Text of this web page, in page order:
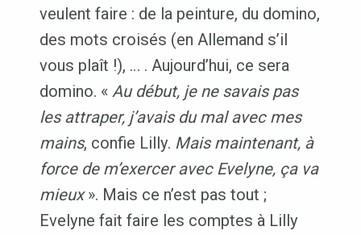
veulent faire : de la peinture, du domino,
des mots croisés (en Allemand s’il
vous plaît !), … . Aujourd’hui, ce sera
domino. « Au début, je ne savais pas
les attraper, j’avais du mal avec mes
mains, confie Lilly. Mais maintenant, à
force de m’exercer avec Evelyne, ça va
mieux». Mais ce n’est pas tout ;
Evelyne fait faire les comptes à Lilly